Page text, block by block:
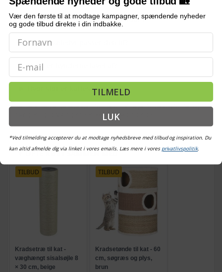
Kan kattesengen bruges udendørs?
Hvilke kæledyr passer den til?
Hvad er hynderne lavet af?
Hvor stor er kattesengen?
Bemærk: FAQ er vejledende information. Vi tager forbehold for fejl og
mangler, og oplysningerne er ikke juridisk bindende.
OFTE KØBT SAMMEN MED
TILBUD
Kradsetræ til kat -
væghængt sisalsøjle 8
× 30 cm, beige
TILBUD
Kradsetønde til kat - 60
cm, søgræs og plys,
brun
Vær den første til at modtage kampagner, spændende nyheder
og gode tilbud direkte i din indbakke.
Email
TILMELD
LUK
*Ved tilmelding accepterer du at modtage nyhedsbreve med tilbud og inspiration. Du
kan altid afmelde dig via linket i vores emails. Læs mere i vores privatlivspolitik.